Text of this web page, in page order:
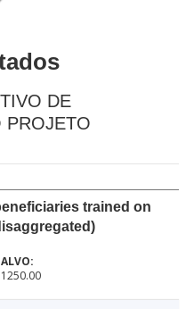
DE
PROJETO
trained on
1250.00